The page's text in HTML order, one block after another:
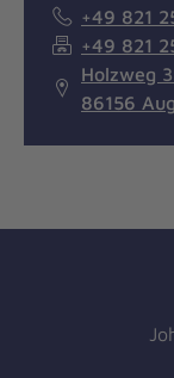
+49 821
+49 821
Holzweg
86156